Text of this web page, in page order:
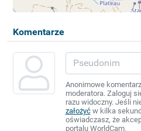
Komentarze
Anonimowe
moderatora. Zaloguj
razu widoczny. Jeśli
założyćw kilka
oświadczasz, że
portalu WorldCam.